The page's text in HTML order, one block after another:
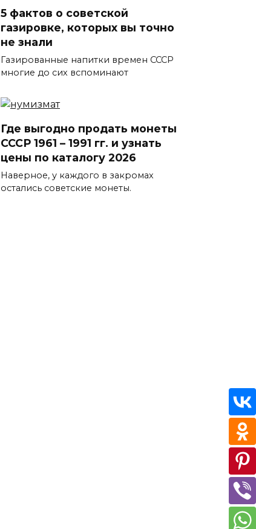
5 фактов о советской
газировке, которых вы точно
не знали
Газированные напитки времен СССР
многие до сих вспоминают
Где выгодно продать монеты
СССР 1961 – 1991 гг. и узнать
цены по каталогу 2026
Наверное, у каждого в закромах
остались советские монеты.